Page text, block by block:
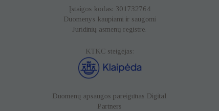
Įstaigos kodas: 301732764
Duomenys kaupiami ir saugomi
Juridinių asmenų registre.
KTKC steigėjas:
Duomenų apsaugos pareigūnas Digital
Partners